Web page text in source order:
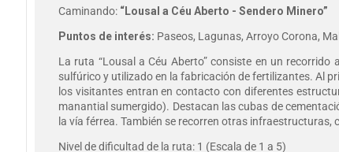
Caminando: “Lousal a Céu Aberto - Sendero Minero”
Puntos de interés: Paseos, Lagunas, Arroyo Corona,
La ruta “Lousal a Céu Aberto” consiste en un
sulfúrico y utilizado en la fabricación de fertilizantes. Al
los visitantes entran en contacto con diferentes
manantial sumergido). Destacan las cubas de
la vía férrea. También se recorren otras
Nivel de dificultad de la ruta: 1 (Escala de 1 a 5)